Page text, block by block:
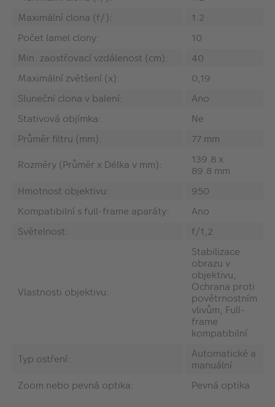
Maximální clona (f/):
1.2
Počet lamel clony:
10
Min. zaostřovací vzdálenost (cm):
40
Maximální zvětšení (x):
0,19
Sluneční clona v balení:
Ano
Stativová objímka:
Ne
Průměr filtru (mm):
77 mm
Rozměry (Průměr x Délka v mm):
139.8 x
89.8 mm
Hmotnost objektivu:
950
Kompatibilní s full-frame aparáty:
Ano
Světelnost:
f/1,2
Vlastnosti objektivu:
Stabilizace
obrazu v
objektivu,
Ochrana proti
povětrnostním
vlivům, Full-
frame
kompatibilní
Typ ostření:
Automatické a
manuální
Zoom nebo pevná optika:
Pevná optika